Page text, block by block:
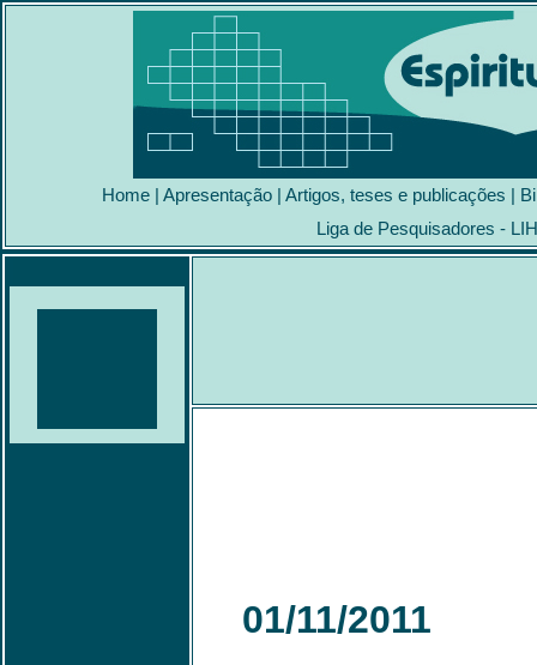
Home | Apresentação | Artigos, teses e publicações |
Liga de Pesquisadores -
01/11/2011